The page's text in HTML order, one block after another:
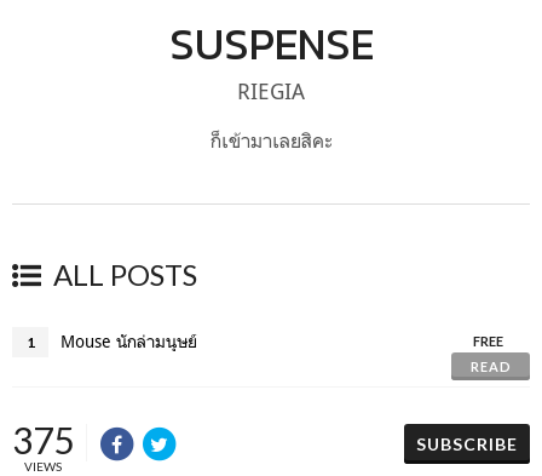
SUSPENSE
RIEGIA
ก็เข้ามาเลยสิคะ
ALL POSTS
1 Mouse นักล่ามนุษย์
FREE
READ
375
VIEWS
SUBSCRIBE